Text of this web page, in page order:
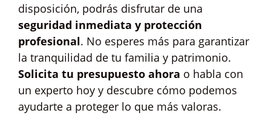
disposición, podrás disfrutar de una
seguridad inmediata y protección
profesional. No esperes más para garantizar
la tranquilidad de tu familia y patrimonio.
Solicita tu presupuesto ahora o habla con
un experto hoy y descubre cómo podemos
ayudarte a proteger lo que más valoras.